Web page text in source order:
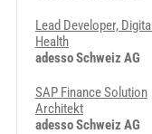
Lead Developer, Digital
Health
adesso Schweiz AG
SAP Finance Solution
Architekt
adesso Schweiz AG